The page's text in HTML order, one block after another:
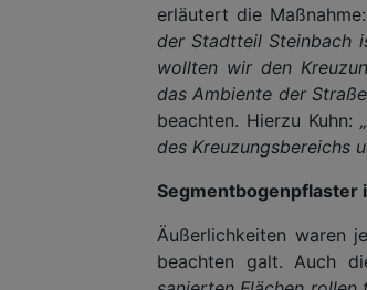
erläutert die Maßnahme:
der Stadtteil Steinbach
wollten wir den
das Ambiente der
beachten. Hierzu Kuhn:
des Kreuzungsbereichs
Segmentbogenpflaster
Äußerlichkeiten waren
beachten galt. Auch